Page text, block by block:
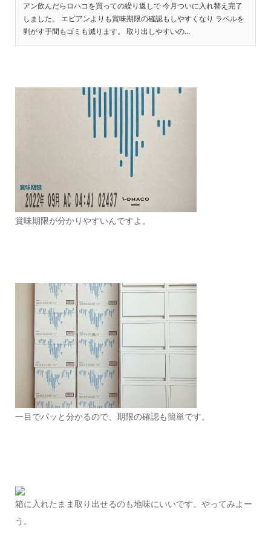
アン飲んだらロハコを買っての繰り返しで 今月ついに入れ替え完了
しました。 エビアンよりも賞味期限の確認もしやすくなり ラベルを
剥がす手間もゴミも減ります。 取り出しやすいの...
賞味期限が分かりやすいんですよ。
一目でパッと分かるので、期限の確認も簡単です。
箱に入れたまま取り出せるのも地味にいいです。やってみよー
う。